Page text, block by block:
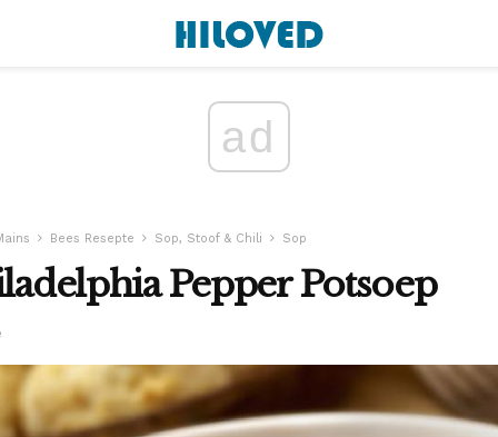
ad
Bees Resepte Sop, Stoof & Chili Sop
Pepper Potsoep